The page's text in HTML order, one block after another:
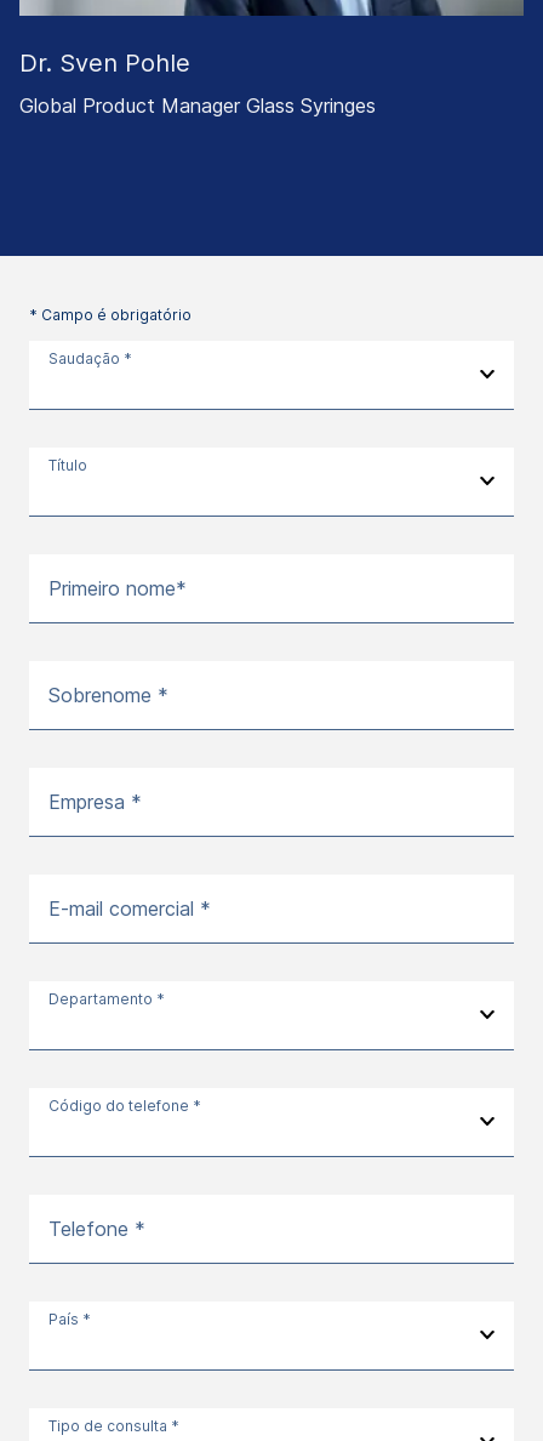
Dr. Sven Pohle
Global Product Manager Glass Syringes
* Campo é obrigatório
Saudação *
Título
Primeiro nome*
Sobrenome *
Empresa *
E-mail comercial *
Departamento *
Código do telefone *
Telefone *
País *
Tipo de consulta *